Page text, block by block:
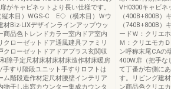
がキャビネットより長い仕様です。
木目）WGS-C E◇（横木目）Ｗウ
材Biz-LIXデザインラインアップウッ
商品色トレンドカラー室内ドア室内
クローゼットドア通風建具ファミリ
クローゼットドアドアプラス玄関収
障子定尺材床材床材床造作材床暖房
すり階段ユニット手すりロフトは
ム階段造作材定尺材腰壁インテリア
物干し出窓カウンター集成カウンタ
VH0300キャビネ
（400B+800B）
（740B+800B）
ードＷ：クリエ
Ｍ：クリエモカ
ン呼称末尾CAの
400W扉（把手な
て丁番が右側に
す。リビング建
ン商品色クリエ